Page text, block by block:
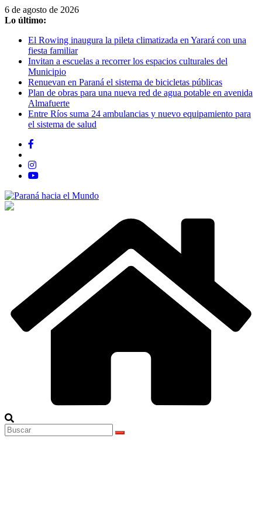
Saltar
al
6 de agosto de 2026
Lo último:
El Rowing inaugura la pileta climatizada en Yarará con una
fiesta familiar
Invitan a escuelas a recorrer los espacios culturales del
Municipio
Renuevan en Paraná el sistema de bicicletas públicas
Plan de obras para una nueva red de agua potable en avenida
Almafuerte
Entre Ríos suma 24 ambulancias y nuevo equipamiento para
el sistema de salud